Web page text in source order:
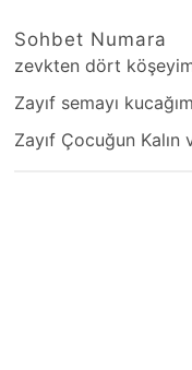
Sohbet Numara
zevkten dört
Zayıf semayı
Zayıf Çocuğun Kalın